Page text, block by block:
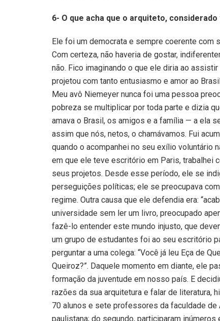
6- O que acha que o arquiteto,
Ele foi um democrata e sempre coerente com
Com certeza, não haveria de gostar,
não. Fico imaginando o que ele diria ao
projetou com tanto entusiasmo e amor ao
Meu avô Niemeyer nunca foi uma pessoa
pobreza se multiplicar por toda parte e dizia
amava o Brasil, os amigos e a família — a ela
assim que nós, netos, o chamávamos. Fui
quando o acompanhei no seu exílio voluntário
em que ele teve escritório em Paris, trabalhei
seus projetos. Desde esse período, ele se
perseguições políticas; ele se preocupava
regime. Outra causa que ele defendia era:
universidade sem ler um livro, preocupado
fazê-lo entender este mundo injusto, que
um grupo de estudantes foi ao seu escritório
perguntar a uma colega: “Você já leu Eça de
Queiroz?”. Daquele momento em diante, ele
formação da juventude em nosso país. E
razões da sua arquitetura e falar de literatura,
70 alunos e sete professores da faculdade de
paulistana; do segundo, participaram